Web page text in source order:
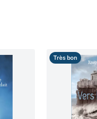
Très bon